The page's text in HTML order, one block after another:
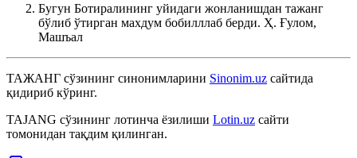
Бугун Ботиралининг уйидаги жонланишдан тажанг
бўлиб ўтирган махдум бобилллаб берди. Ҳ. Ғулом,
Машъал
ТАЖАНГ сўзининг синонимларини Sinonim.uz сайтида
қидириб кўринг.
TAJANG сўзининг лотинча ёзилиши Lotin.uz сайти
томонидан тақдим қилинган.